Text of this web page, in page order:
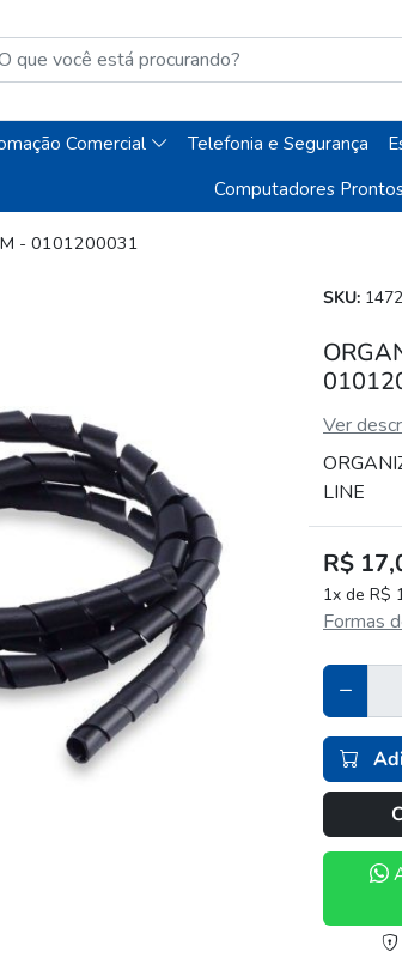
Comercial Telefonia e Segurança
Computadores
- 0101200031
SKU:
Ver
LINE
R$
1x de R$
Formas
Atendimento via